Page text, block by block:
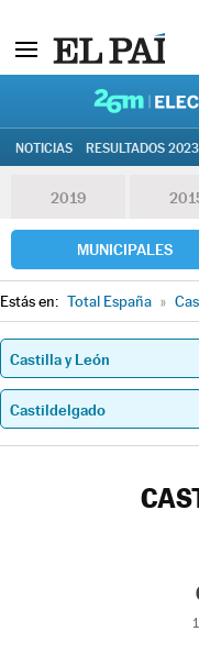
NOTICIAS RESULTADOS 2023
2019
MUNICIPALES
Estás en: Total España »